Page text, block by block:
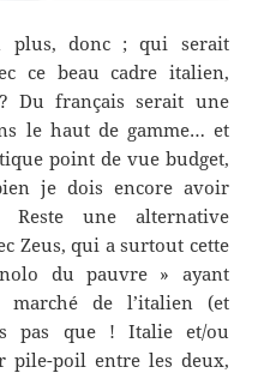
plus, donc ; qui serait
ce beau cadre italien,
Du français serait une
le haut de gamme… et
point de vue budget,
je dois encore avoir
Reste une alternative
Zeus, qui a surtout cette
du pauvre » ayant
de l’italien (et
pas que ! Italie et/ou
pile-poil entre les deux,